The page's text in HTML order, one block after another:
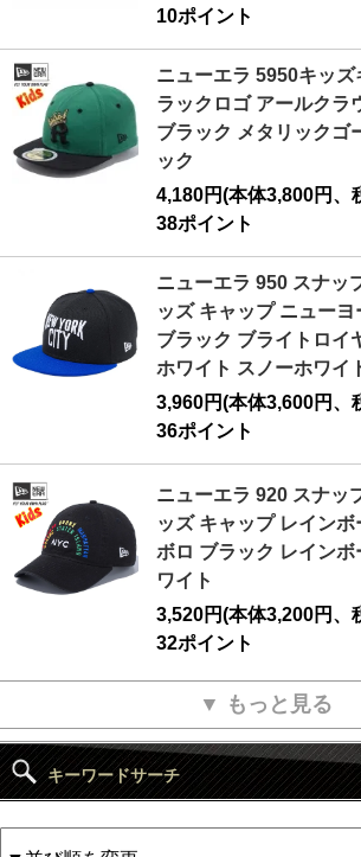
10ポイント
ニューエラ 5950キッズ
ラックロゴ アールクラ
ブラック メタリックゴ
ック
4,180円(本体3,800円、
38ポイント
ニューエラ 950 スナッ
ッズ キャップ ニューヨ
ブラック ブライトロイ
ホワイト スノーホワイ
3,960円(本体3,600円、
36ポイント
ニューエラ 920 スナッ
ッズ キャップ レイン
ボロ ブラック レインボ
ワイト
3,520円(本体3,200円、
32ポイント
▼ もっと見る
キーワードサーチ